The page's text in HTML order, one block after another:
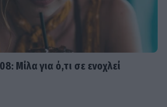
Μίλα για ό,τι σε ενοχλεί